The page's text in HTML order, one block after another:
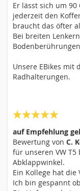
Er lässt sich um
jederzeit den
braucht das öfter
Bei breiten
Unsere EBikes mit
Radhalterungen.
auf Empfehlung
Bewertung von C.
für unseren VW T5
Abklappwinkel.
Ein Kollege hat
Ich bin gespannt